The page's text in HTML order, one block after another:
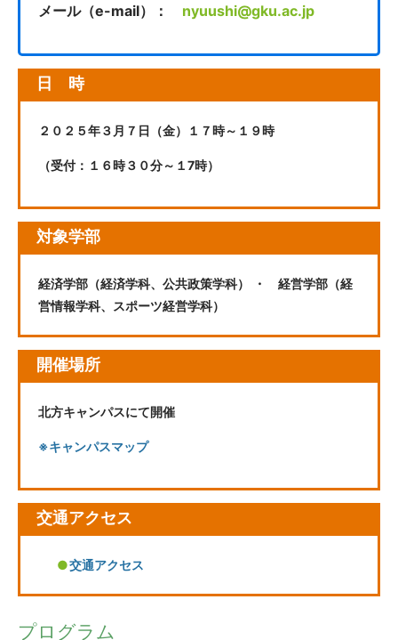
メール（e-mail）： nyuushi@gku.ac.jp
日 時
２０２５年３月７日（金）１７時～１９時
（受付：１６時３０分～１7時）
対象学部
経済学部（経済学科、公共政策学科）
・ 経営学部（経
営情報学科、スポーツ経営学科）
開催場所
北方キャンパスにて開催
※キャンパスマップ
交通アクセス
交通アクセス
プログラム